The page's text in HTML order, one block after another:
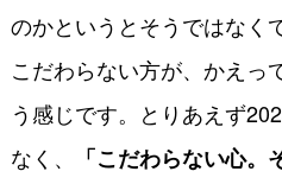
のかというとそうではなく
こだわらない方が、かえ
う感じです。とりあえず
なく、
「こだわらない心